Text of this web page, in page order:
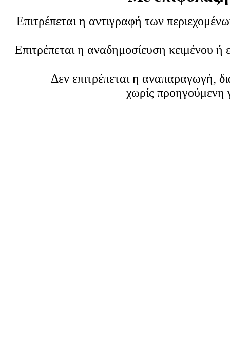
Επιτρέπεται η αντιγραφή των
Επιτρέπεται η αναδημοσίευση κειμένου
Δεν επιτρέπεται η αναπαραγωγή,
χωρίς προηγούμενη